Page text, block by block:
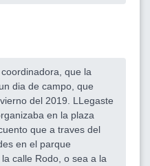
que la
dia de campo, que
del 2019. LLegaste
en la plaza
que a traves del
en el parque
calle Rodo, o sea a la